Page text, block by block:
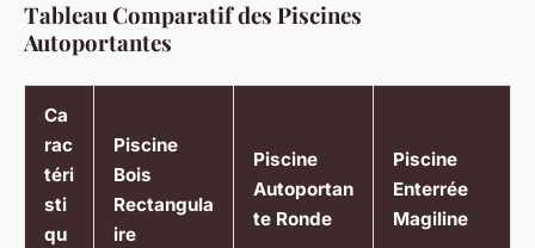
Tableau Comparatif des Piscines
Autoportantes
Ca
rac
téri
sti
qu
Piscine
Bois
Rectangula
ire
Piscine
Autoportan
te Ronde
Piscine
Enterrée
Magiline